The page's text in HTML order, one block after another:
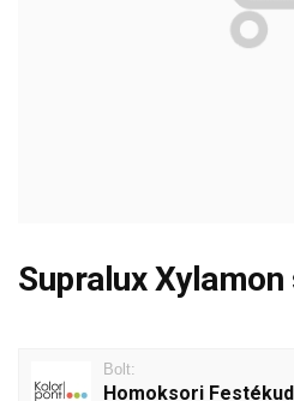
Supralux
Bolt:
Homoksori